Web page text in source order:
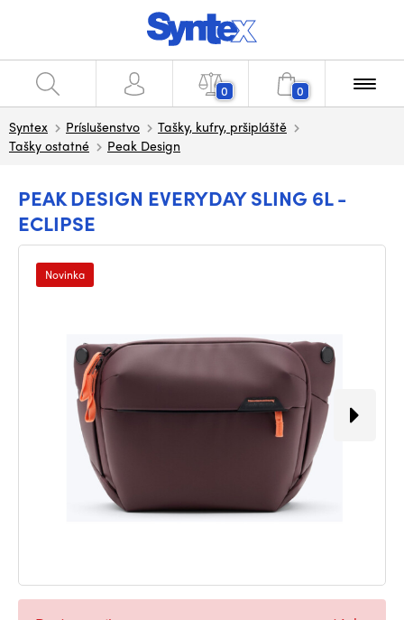
0 0
Syntex Príslušenstvo
Tašky, kufry, pršipláště
Tašky ostatné
Peak Design
PEAK DESIGN EVERYDAY SLING 6L -
ECLIPSE
Novinka